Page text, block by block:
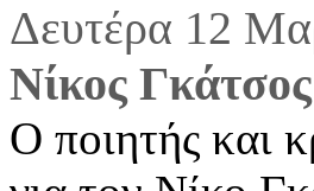
Δευτέρα 12
Νίκος Γκάτσος
Ο ποιητής και